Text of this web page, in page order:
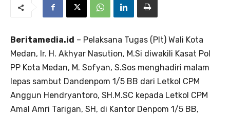
Beritamedia.id – Pelaksana Tugas (Plt) Wali Kota
Medan, Ir. H. Akhyar Nasution, M.Si diwakili Kasat Pol
PP Kota Medan, M. Sofyan, S.Sos menghadiri malam
lepas sambut Dandenpom 1/5 BB dari Letkol CPM
Anggun Hendryantoro, SH.M.SC kepada Letkol CPM
Amal Amri Tarigan, SH, di Kantor Denpom 1/5 BB,